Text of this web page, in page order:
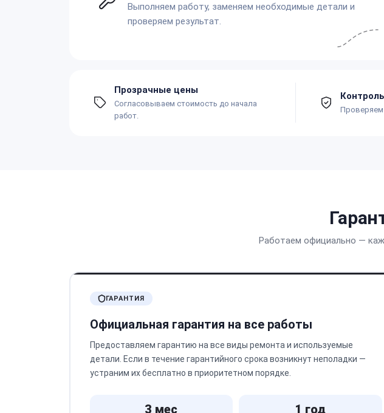
Выполняем работу, заменяем необходимые детали и
проверяем результат.
Прозрачные цены
Согласовываем стоимость до начала
работ.
Проверяем
Работаем официально —
ГАРАНТИЯ
Официальная гарантия на все работы
Предоставляем гарантию на все виды ремонта и используемые
детали. Если в течение гарантийного срока возникнут неполадки —
устраним их бесплатно в приоритетном порядке.
3 мес 1 год